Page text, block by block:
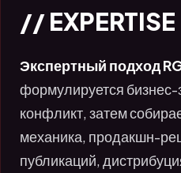
// EXPERTISE
Экспертный подход
формулируется бизнес-
конфликт, затем
механика, продакшн-
публикаций,